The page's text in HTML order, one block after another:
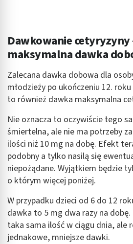
Dawkowanie cetyryzyny
maksymalna dawka
Zalecana dawka dobowa dla
młodzieży po ukończeniu 12.
to również dawka maksymalna
Nie oznacza to oczywiście tego
śmiertelna, ale nie ma potrzeby
ilości niż 10 mg na dobę. Efekt
podobny a tylko nasilą się
niepożądane. Wyjątkiem będzie
o którym więcej poniżej.
W przypadku dzieci od 6 do 12
dawka to 5 mg dwa razy na
taka sama ilość w ciągu dnia, ale
jednakowe, mniejsze dawki.